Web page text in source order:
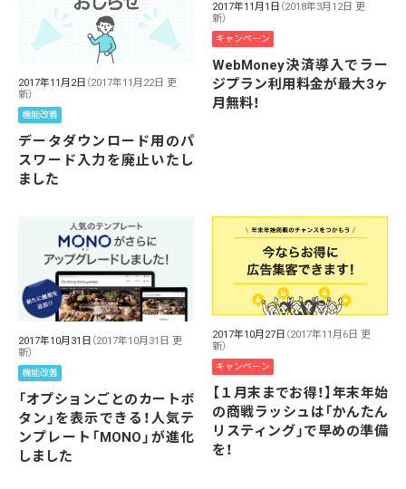
2017年11月2日 （2017年11月22日 更
新）
機能改善
データダウンロード用のパ
スワード入力を廃止いたし
ました
2017年11月1日 （2018年3月12日 更
新）
キャンペーン
WebMoney決済導入でラー
ジプラン利用料金が最大3ヶ
月無料！
2017年10月31日 （2017年10月31日 更
新）
機能改善
「オプションごとのカートボ
タン」を表示できる！人気テ
ンプレート「MONO」が進化
しました
2017年10月27日 （2017年11月6日 更
新）
キャンペーン
【１月末までお得！】年末年始
の商戦ラッシュは「かんたん
リスティング」で早めの準備
を！